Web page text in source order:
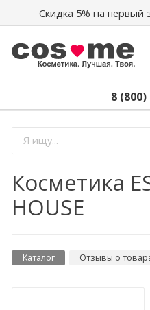
Скидка 5% на первый
8 (800)
Косметика
HOUSE
Каталог Отзывы о
секретный клуб
другие бонусы!
Получить